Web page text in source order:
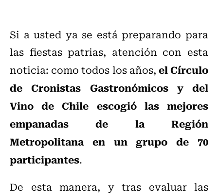
Si a usted ya se está preparando para
las fiestas patrias, atención con esta
noticia: como todos los años,el Círculo
de Cronistas Gastronómicos y del
Vino de Chile escogió las mejores
empanadas de la Región
Metropolitana en un grupo de 70
participantes.
De esta manera, y tras evaluar las